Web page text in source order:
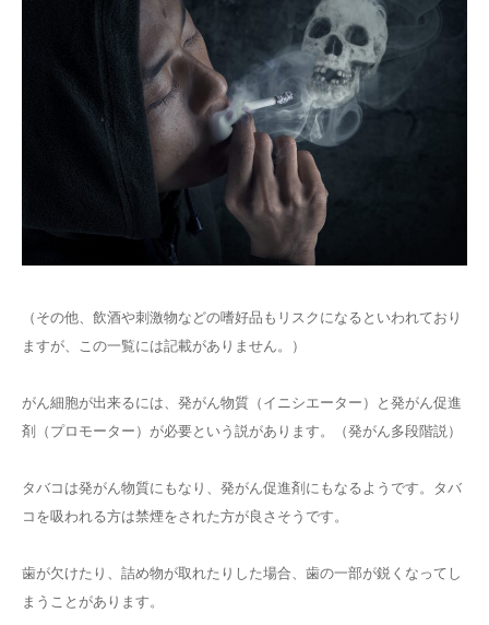
（その他、飲酒や刺激物などの嗜好品もリスクになるといわれており
ますが、この一覧には記載がありません。）
がん細胞が出来るには、発がん物質（イニシエーター）と発がん促進
剤（プロモーター）が必要という説があります。（発がん多段階説）
タバコは発がん物質にもなり、発がん促進剤にもなるようです。タバ
コを吸われる方は禁煙をされた方が良さそうです。
歯が欠けたり、詰め物が取れたりした場合、歯の一部が鋭くなってし
まうことがあります。